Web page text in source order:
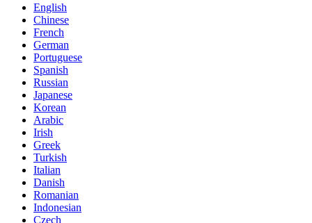
English
Chinese
French
German
Portuguese
Spanish
Russian
Japanese
Korean
Arabic
Irish
Greek
Turkish
Italian
Danish
Romanian
Indonesian
Czech